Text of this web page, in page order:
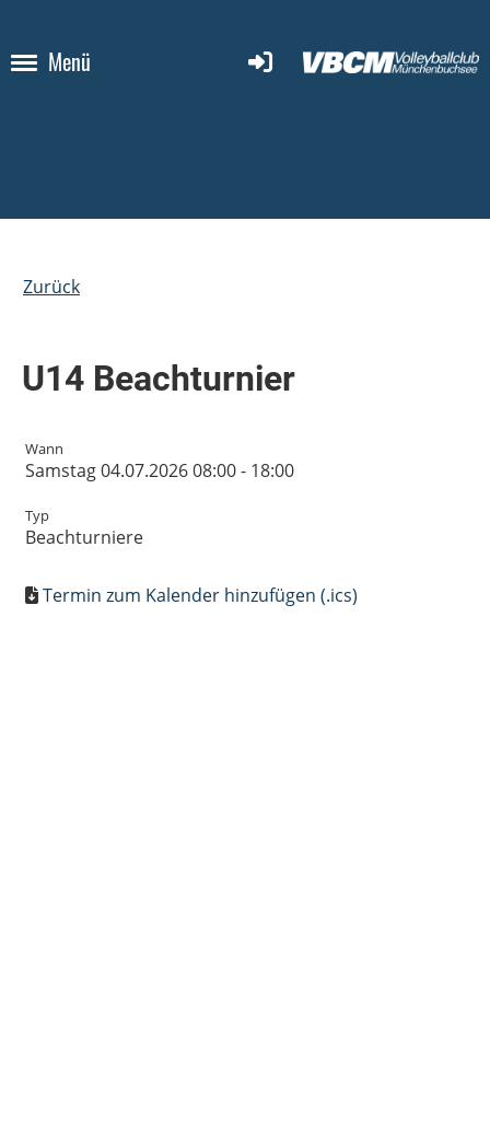
Menü
Zurück
U14 Beachturnier
Wann
Samstag 04.07.2026 08:00 - 18:00
Typ
Beachturniere
Termin zum Kalender hinzufügen (.ics)